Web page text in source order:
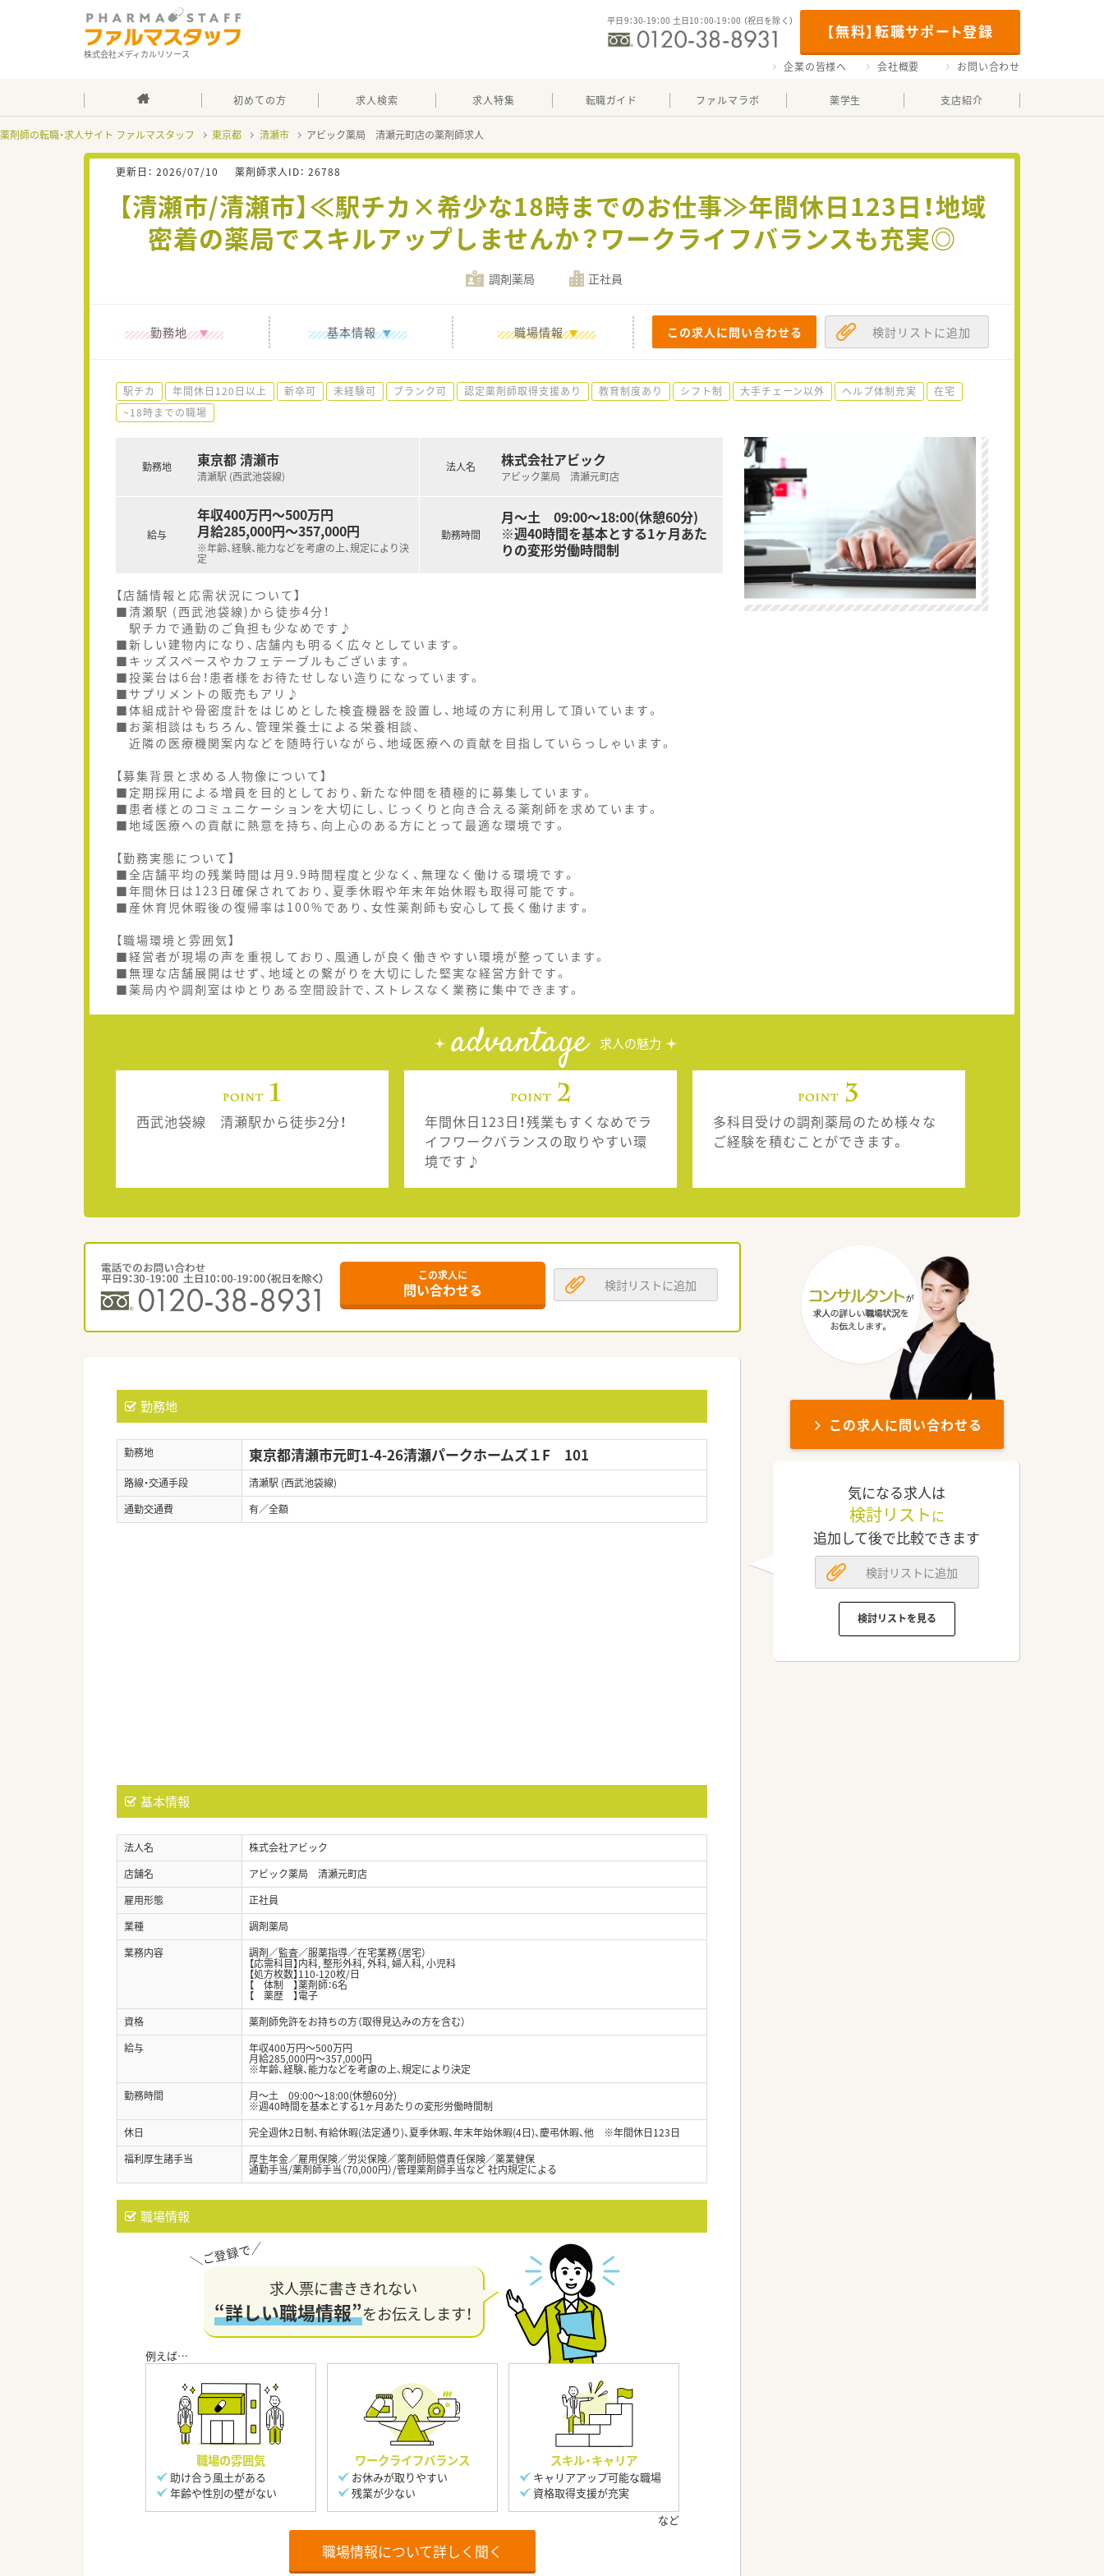
株式会社メディカルリソース
【無料】転職サポート登録
平日9：30-19：00 土日10：00-19：00 （祝日を除く）
企業の皆様へ 会社概要 お問い合わせ
初めての方 求人検索 求人特集 転職ガイド ファルマラボ 薬学生 支店紹介
薬剤師の転職・求人サイト ファルマスタッフ 東京都 清瀬市 アビック薬局 清瀬元町店の薬剤師求人
更新日： 2026/07/10 薬剤師求人ID： 26788
【清瀬市/清瀬市】≪駅チカ×希少な18時までのお仕事≫年間休日123日！地域
密着の薬局でスキルアップしませんか？ワークライフバランスも充実◎
調剤薬局 正社員
勤務地 基本情報 職場情報 この求人に問い合わせる 検討リストに追加
駅チカ 年間休日120日以上 新卒可 未経験可 ブランク可 認定薬剤師取得支援あり 教育制度あり シフト制 大手チェーン以外 ヘルプ体制充実
在宅
~18時までの職場
勤務地 東京都 清瀬市
清瀬駅 (西武池袋線)
給与
年収400万円～500万円
月給285,000円～357,000円
※年齢、経験、能力などを考慮の上、規定により決
定
法人名 株式会社アビック
アビック薬局 清瀬元町店
勤務時間
月～土 09:00～18:00(休憩60分)
※週40時間を基本とする1ヶ月あた
りの変形労働時間制
【店舗情報と応需状況について】
■清瀬駅 (西武池袋線)から徒歩4分！
駅チカで通勤のご負担も少なめです♪
■新しい建物内になり、店舗内も明るく広々としています。
■キッズスペースやカフェテーブルもございます。
■投薬台は6台！患者様をお待たせしない造りになっています。
■サプリメントの販売もアリ♪
■体組成計や骨密度計をはじめとした検査機器を設置し、地域の方に利用して頂いています。
■お薬相談はもちろん、管理栄養士による栄養相談、
近隣の医療機関案内などを随時行いながら、地域医療への貢献を目指していらっしゃいます。
【募集背景と求める人物像について】
■定期採用による増員を目的としており、新たな仲間を積極的に募集しています。
■患者様とのコミュニケーションを大切にし、じっくりと向き合える薬剤師を求めています。
■地域医療への貢献に熱意を持ち、向上心のある方にとって最適な環境です。
【勤務実態について】
■全店舗平均の残業時間は月9.9時間程度と少なく、無理なく働ける環境です。
■年間休日は123日確保されており、夏季休暇や年末年始休暇も取得可能です。
■産休育児休暇後の復帰率は100%であり、女性薬剤師も安心して長く働けます。
【職場環境と雰囲気】
■経営者が現場の声を重視しており、風通しが良く働きやすい環境が整っています。
■無理な店舗展開はせず、地域との繋がりを大切にした堅実な経営方針です。
■薬局内や調剤室はゆとりある空間設計で、ストレスなく業務に集中できます。
advantage 求人の魅力
西武池袋線 清瀬駅から徒歩2分！
年間休日123日！残業もすくなめでラ
イフワークバランスの取りやすい環
境です♪
多科目受けの調剤薬局のため様々な
ご経験を積むことができます。
この求人に
問い合わせる 検討リストに追加
勤務地
勤務地 東京都清瀬市元町1-4-26清瀬パークホームズ１F 101
路線・交通手段
清瀬駅 (西武池袋線)
通勤交通費
有／全額
基本情報
法人名
株式会社アビック
店舗名
アビック薬局 清瀬元町店
雇用形態
正社員
業種
調剤薬局
業務内容
調剤／監査／服薬指導／在宅業務（居宅）
【応需科目】内科, 整形外科, 外科, 婦人科, 小児科
【処方枚数】110-120枚/日
【 体制 】薬剤師：6名
【 薬歴 】電子
資格
薬剤師免許をお持ちの方（取得見込みの方を含む）
給与
年収400万円～500万円
月給285,000円～357,000円
※年齢、経験、能力などを考慮の上、規定により決定
勤務時間
月～土 09:00～18:00(休憩60分)
※週40時間を基本とする1ヶ月あたりの変形労働時間制
休日
完全週休2日制、有給休暇(法定通り)、夏季休暇、年末年始休暇(4日)、慶弔休暇、他 ※年間休日123日
福利厚生諸手当
厚生年金／雇用保険／労災保険／薬剤師賠償責任保険／薬業健保
通勤手当/薬剤師手当（70,000円）/管理薬剤師手当など 社内規定による
職場情報
求人票に書ききれない
“詳しい職場情報”をお伝えします！
職場の雰囲気
助け合う風土がある
年齢や性別の壁がない
ワークライフバランス
お休みが取りやすい
残業が少ない
スキル・キャリア
キャリアアップ可能な職場
資格取得支援が充実
職場情報について詳しく聞く
この求人に問い合わせる
気になる求人は
検討リスト に
追加して後で比較できます
検討リストに追加
検討リストを見る